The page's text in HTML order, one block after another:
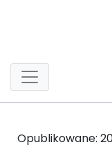
Opublikowane: